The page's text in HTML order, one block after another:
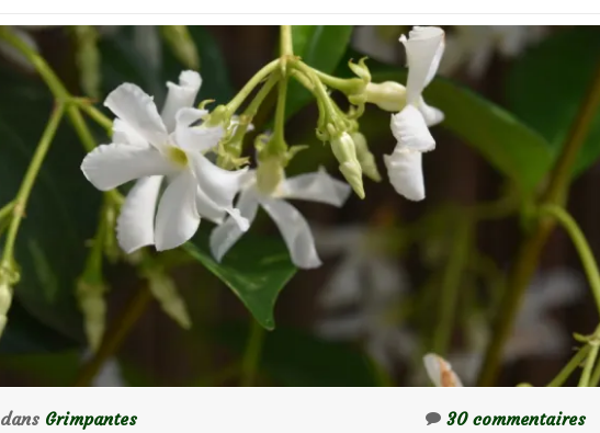
pour
jardinières
Grimpantes 30 commentaires